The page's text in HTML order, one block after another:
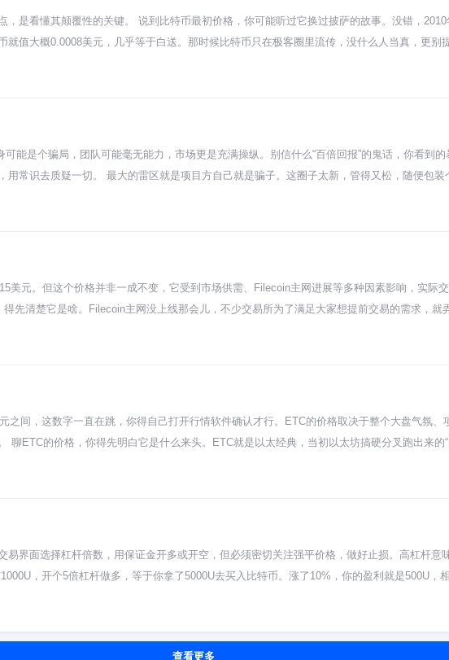
就是众筹价。了解这个不光是为了知道历史，更是让你明白，任何巨额涨幅的背后，最初都
，是看懂其颠覆性的关键。 说到比特币最初价格，你可能听过它换过披萨的故事。没错，
值大概0.0008美元，几乎等于白送。那时候比特币只在极客圈里流传，没什么人当真，更别
最初能这么便宜？因为当时这东西太新、太虚了，没人知道它以后能当钱用。电脑挖矿也很简
始人中本聪自己都没想到它能发展成金融资产。那时候持有比特币的人，大多就是觉得这技术
无到有的东西，共识建立起来，价格就可能发生奇迹。当然了，风险也一直跟着，别光看贼
能是个骗局，团队可能毫无能力，市场更是充满操纵。别信什么“百倍回报”的鬼话，你看到
常识去质疑一切。 最大的雷区就是项目方自己就是骗子。这圈子太新，管得又松，随便包装
品，就想趁着热度从你口袋里掏钱。等钱凑够了，团队直接消失，官网、社群一夜全关，你这
算团队不是骗子，他们也可能压根没能力把承诺的东西做出来。白皮书画的那个大饼，什么颠
被巨鲸和庄家玩得团团转，你一个小散户就是炮灰。项目上线后，价格很容易被操纵。庄家手
砸盘套现，价格瞬间崩掉，把你套在山顶上。流动性还差得要命，你想割肉都跑不掉。你以
队背景是不是真的，项目代码有没有在更新，社群讨论的质量怎么样。别把所有钱押在一个项
元。但这个价格并非一成不变，它受到市场供需、Filecoin主网进展等多种因素影响，实际交
先清楚它是啥。Filecoin主网没上线那会儿，不少交易所为了满足大家想提前交易的需求，就
市场热度很高，所以早期社区和机构参与的价格大概就在13美元附近。不过你得知道，这个
易所看，会发现fil6的交易价可能完全不是这个数。币圈价格变动比翻书还快，全看买卖双方怎
以看到，币圈很多资产的价格形成非常复杂，特别是这些有解锁周期的期货。别光听别人说“发
影响？把这些搞明白了，以后遇到类似项目你就能心里有数，而不是只盯着一个数字看。 总
场情绪和规则细节往往比一个孤零零的价格数字更重要。把目光放长远点，理解整个项目的
之间，这数字一直在跳，你得自己打开行情软件确认才行。ETC的价格取决于整个大盘气氛、
聊ETC的价格，你得先明白它是什么来头。ETC就是以太经典，当初以太坊搞硬分叉跑出来的
，除了跟着大饼比特币的节奏走，更多看它自己生态搞没搞出新东西，比如开发进度、矿工支
那ETC这价格到底咋变的？跟过山车似的。一方面整个币圈要是牛市，资金哗哗进来，它也能
友，想碰ETC可得留神。它的波动性比很多主流币都大，可能一天之内就能让你心跳加速。
大点的交易所，资产安全永远是第一位。记住，在币圈，活得久比赚得快重要多了，控制好仓
界面选择杠杆倍数，用保证金开多或开空，但必须密切关注强平价格，做好止损。高杠杆意
，开个5倍杠杆做多，等于你拿了5000U去买入比特币。涨了10%，你的盈利就是500U，
。这玩意儿就是个放大镜，开心和难受都给你加倍，所以别一上来就整太高倍数，新手先拿小
价格一碰到它，你的仓位就自动没了，保证金全没。开仓之后系统会算好这个价给你显示出来
反。市场要是剧烈波动，可能分分钟就把你扫出去了，所以千万别满仓干，留点余地。 想活
查看更多